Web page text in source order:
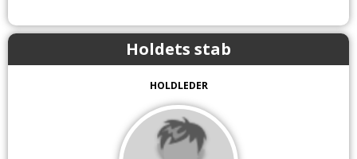
Holdets stab
HOLDLEDER